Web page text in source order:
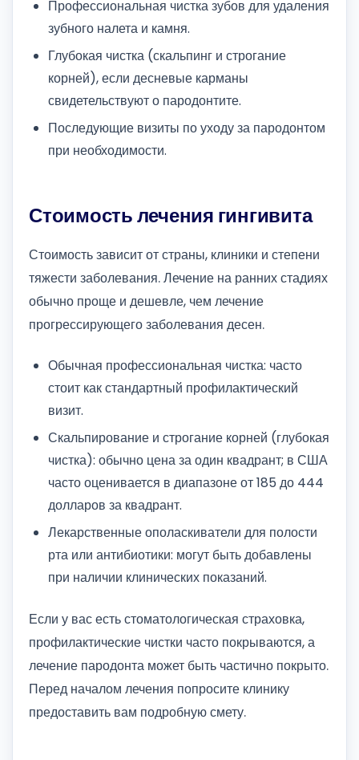
Профессиональная чистка зубов для удаления
зубного налета и камня.
Глубокая чистка (скальпинг и строгание
корней), если десневые карманы
свидетельствуют о пародонтите.
Последующие визиты по уходу за пародонтом
при необходимости.
Стоимость лечения гингивита
Стоимость зависит от страны, клиники и степени
тяжести заболевания. Лечение на ранних стадиях
обычно проще и дешевле, чем лечение
прогрессирующего заболевания десен.
Обычная профессиональная чистка: часто
стоит как стандартный профилактический
визит.
Скальпирование и строгание корней (глубокая
чистка): обычно цена за один квадрант; в США
часто оценивается в диапазоне от 185 до 444
долларов за квадрант.
Лекарственные ополаскиватели для полости
рта или антибиотики: могут быть добавлены
при наличии клинических показаний.
Если у вас есть стоматологическая страховка,
профилактические чистки часто покрываются, а
лечение пародонта может быть частично покрыто.
Перед началом лечения попросите клинику
предоставить вам подробную смету.